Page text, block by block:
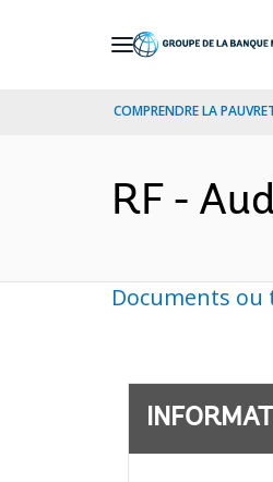
COMPRENDRE LA
RF -
Documents ou